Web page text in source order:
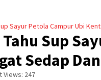
Sayur Petola Campur Ubi
Tahu Sup
Sedap
Views: 247